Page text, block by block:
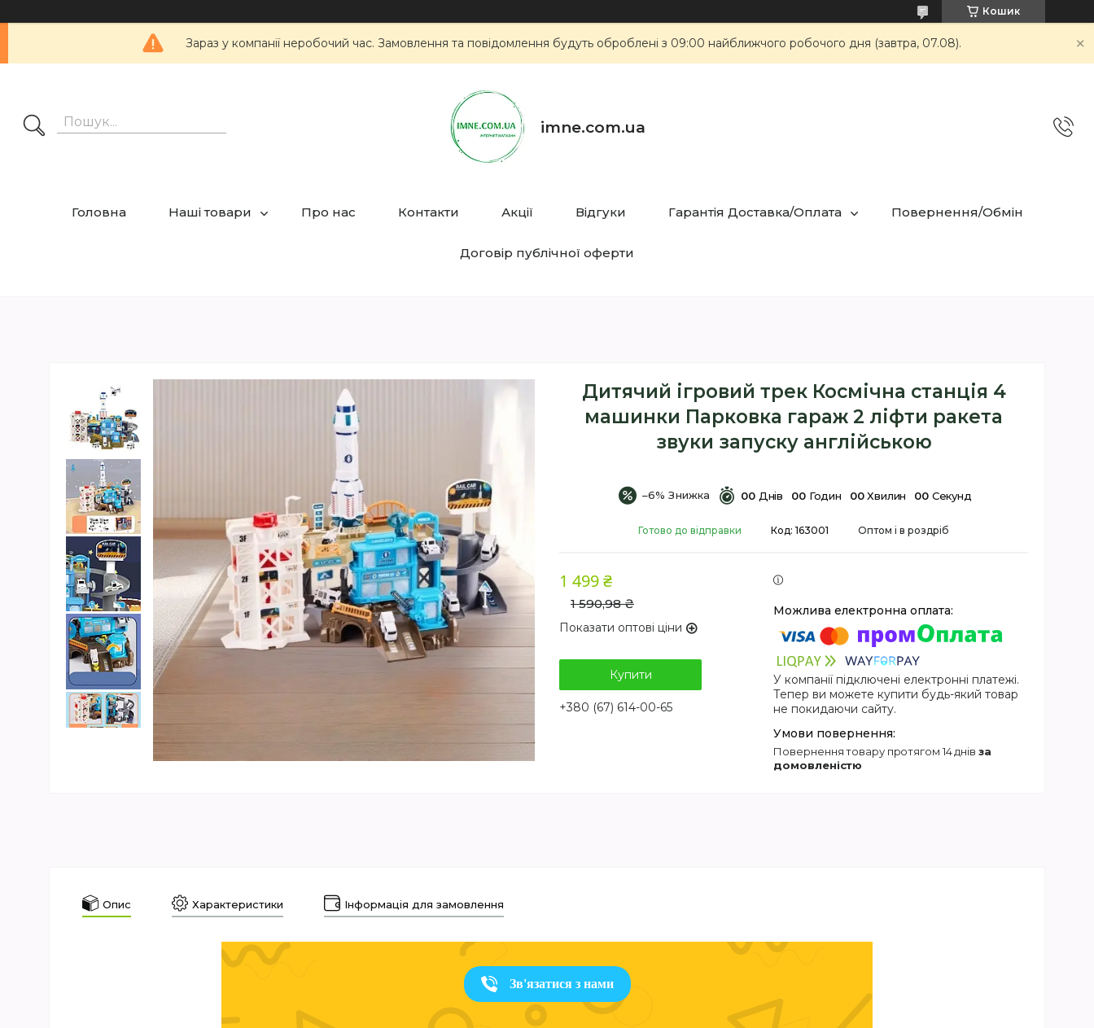
Кошик
Зараз у компанії неробочий час. Замовлення та повідомлення будуть оброблені з 09:00 найближчого робочого дня (завтра, 07.08).
imne.com.ua
Головна Наші товари Про нас Контакти Акції Відгуки Гарантія Доставка/Оплата Повернення/Обмін
Договір публічної оферти
Дитячий ігровий трек Космічна станція 4
машинки Парковка гараж 2 ліфти ракета
звуки запуску англійською
–6% 00 Днів 00 Годин 00 Хвилин 00 Секунд
Готово до відправки Оптом і в роздріб
Код: 163001
1 590,98 ₴
1 499 ₴
Показати оптові ціни
Купити
+380 (67) 614-00-65
У компанії підключені електронні платежі.
Тепер ви можете купити будь-який товар
не покидаючи сайту.
повернення товару протягом 14 днів за
домовленістю
Опис Характеристики Інформація для замовлення
Зв'язатися з нами